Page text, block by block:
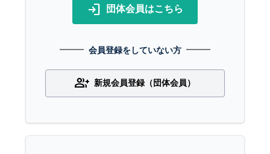
login 団体会員はこちら
会員登録をしていない方
group_add 新規会員登録（団体会員）